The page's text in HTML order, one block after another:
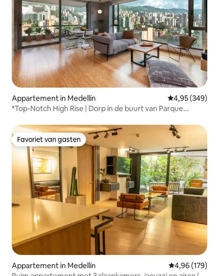
Appartement in Medellín Gemiddelde
4,95 (349)
*Top-Notch High Rise | Dorp in de buurt van Parque
Favoriet van gasten
Favoriet van gasten
Appartement in Medellín Gemiddelde
4,96 (179)